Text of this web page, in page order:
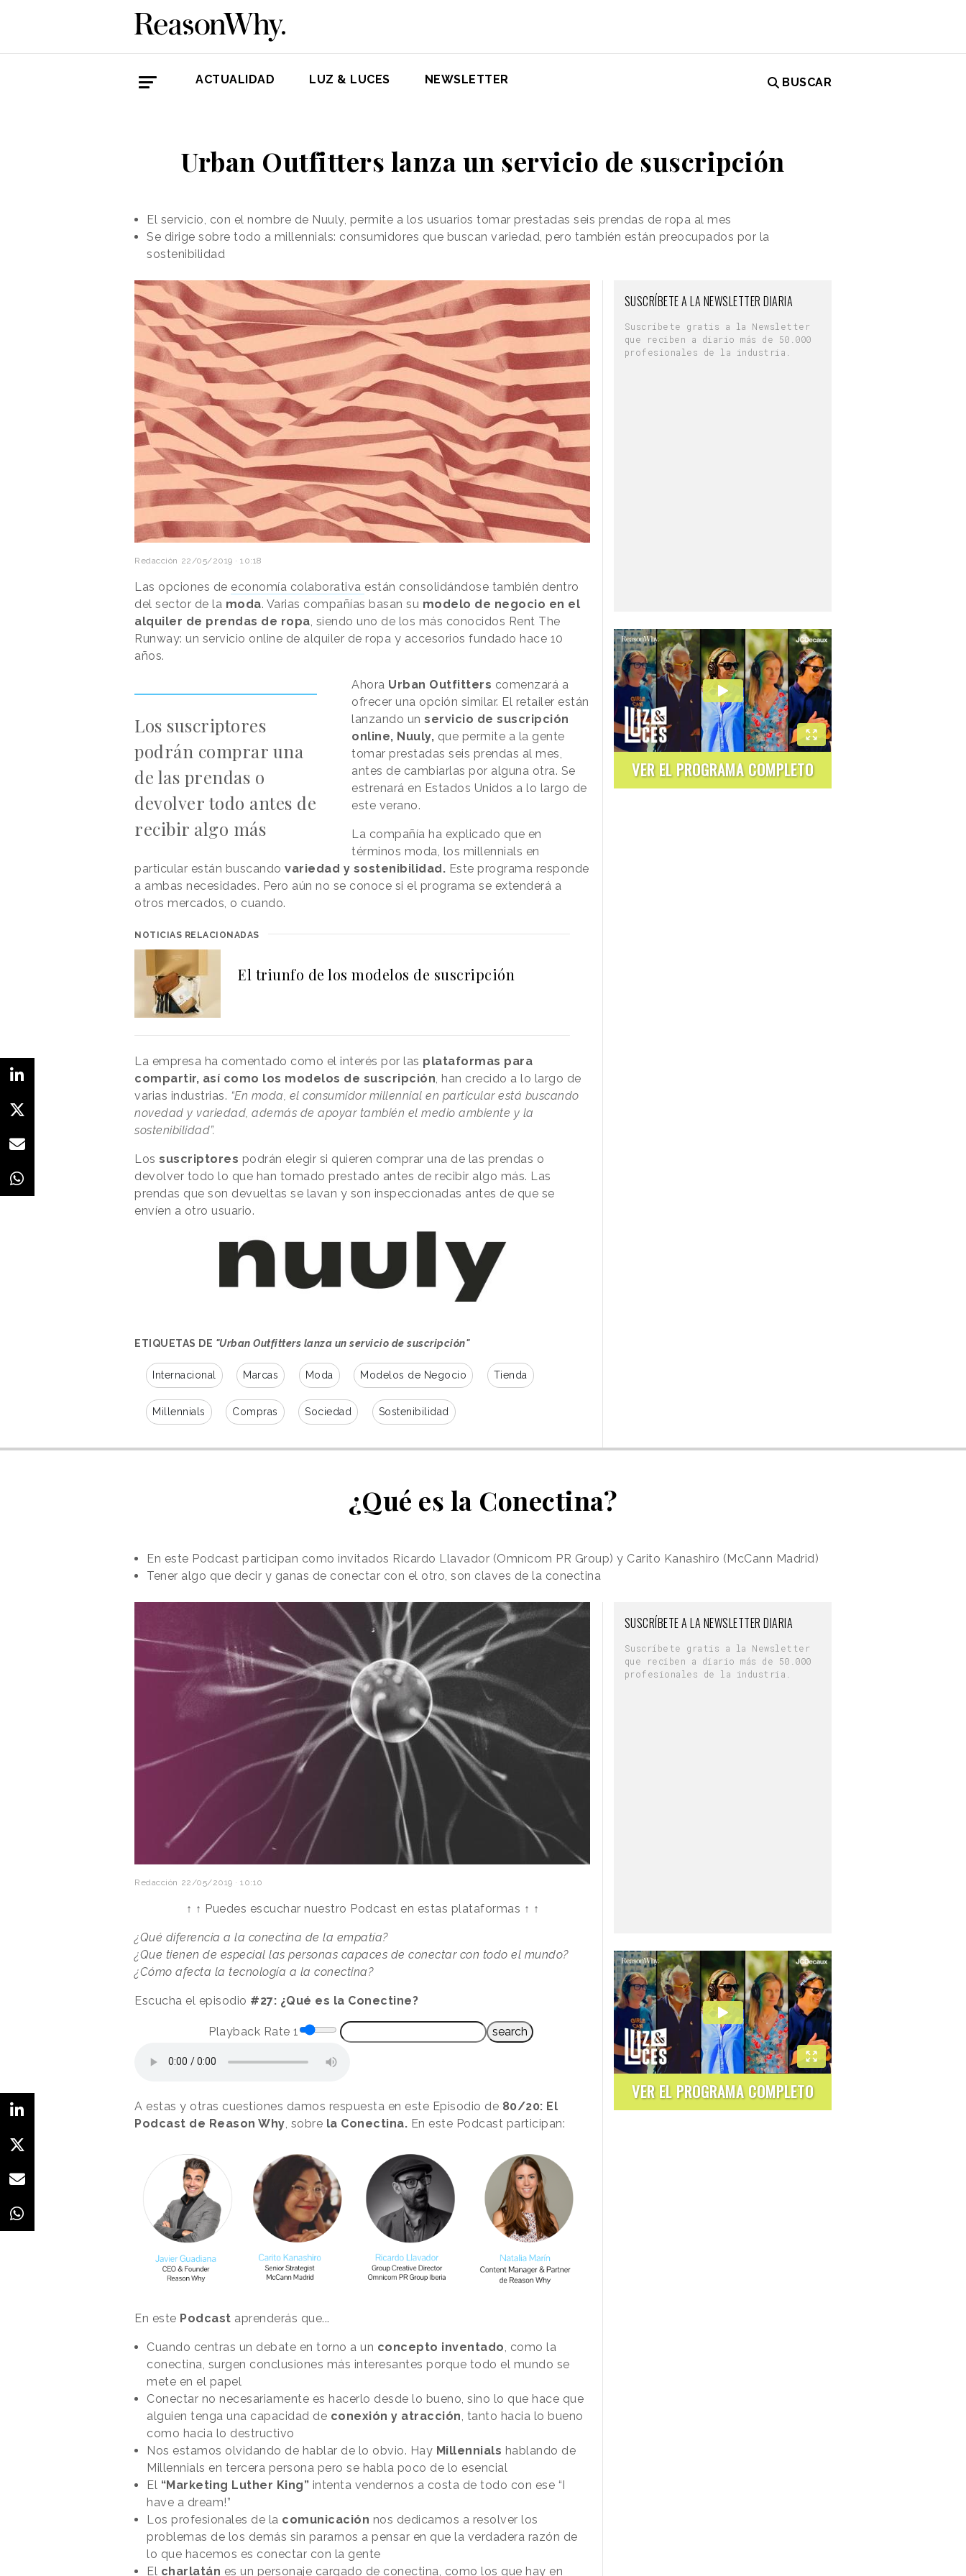
ACTUALIDAD LUZ & LUCES NEWSLETTER BUSCAR
Urban Outfitters lanza un servicio de suscripción
El servicio, con el nombre de Nuuly, permite a los usuarios tomar prestadas seis prendas de ropa al mes
Se dirige sobre todo a millennials: consumidores que buscan variedad, pero también están preocupados por la
sostenibilidad
Redacción 22/05/2019 · 10:18
Las opciones de economía colaborativa están consolidándose también dentro
del sector de la moda. Varias compañías basan su modelo de negocio en el
alquiler de prendas de ropa , siendo uno de los más conocidos Rent The
Runway: un servicio online de alquiler de ropa y accesorios fundado hace 10
años.
Los suscriptores
podrán comprar una
de las prendas o
devolver todo antes de
recibir algo más
Ahora Urban Outfitters comenzará a
ofrecer una opción similar. El retailer están
lanzando unservicio de suscripción
online, Nuuly, que permite a la gente
tomar prestadas seis prendas al mes,
antes de cambiarlas por alguna otra. Se
estrenará en Estados Unidos a lo largo de
este verano.
La compañía ha explicado que en
términos moda, los millennials en
particular están buscando variedad y sostenibilidad. Este programa responde
a ambas necesidades. Pero aún no se conoce si el programa se extenderá a
otros mercados, o cuando.
NOTICIAS RELACIONADAS
El triunfo de los modelos de suscripción
La empresa ha comentado como el interés por las plataformas para
compartir, así como los modelos de suscripción , han crecido a lo largo de
varias industrias. “En moda, el consumidor millennial en particular está buscando
novedad y variedad, además de apoyar también el medio ambiente y la
sostenibilidad”.
Los suscriptores podrán elegir si quieren comprar una de las prendas o
devolver todo lo que han tomado prestado antes de recibir algo más. Las
prendas que son devueltas se lavan y son inspeccionadas antes de que se
envíen a otro usuario.
ETIQUETAS DE "Urban Outfitters lanza un servicio de suscripción"
Internacional Marcas Moda Modelos de Negocio Tienda
Millennials Compras Sociedad Sostenibilidad
SUSCRÍBETE A LA NEWSLETTER DIARIA
Suscríbete gratis a la Newsletter
que reciben a diario más de 50.000
profesionales de la industria.
VER EL PROGRAMA COMPLETO
¿Qué es la Conectina?
En este Podcast participan como invitados Ricardo Llavador (Omnicom PR Group) y Carito Kanashiro (McCann Madrid)
Tener algo que decir y ganas de conectar con el otro, son claves de la conectina
Redacción 22/05/2019 · 10:10
↑ ↑ Puedes escuchar nuestro Podcast en estas plataformas ↑ ↑
¿Qué diferencia a la conectina de la empatía?
¿Que tienen de especial las personas capaces de conectar con todo el mundo?
¿Cómo afecta la tecnología a la conectina?
Escucha el episodio #27: ¿Qué es la Conectine?
Playback Rate1
A estas y otras cuestiones damos respuesta en este Episodio de 80/20: El
Podcast de Reason Why , sobre la Conectina. En este Podcast participan:
En este Podcast aprenderás que...
Cuando centras un debate en torno a un concepto inventado , como la
conectina, surgen conclusiones más interesantes porque todo el mundo se
mete en el papel
Conectar no necesariamente es hacerlo desde lo bueno, sino lo que hace que
alguien tenga una capacidad de conexión y atracción , tanto hacia lo bueno
como hacia lo destructivo
Nos estamos olvidando de hablar de lo obvio. Hay Millennials hablando de
Millennials en tercera persona pero se habla poco de lo esencial
El “Marketing Luther King” intenta vendernos a costa de todo con ese “I
have a dream!”
Los profesionales de la comunicación nos dedicamos a resolver los
problemas de los demás sin pararnos a pensar en que la verdadera razón de
lo que hacemos es conectar con la gente
El charlatán es un personaje cargado de conectina, como los que hay en
SUSCRÍBETE A LA NEWSLETTER DIARIA
Suscríbete gratis a la Newsletter
que reciben a diario más de 50.000
profesionales de la industria.
VER EL PROGRAMA COMPLETO